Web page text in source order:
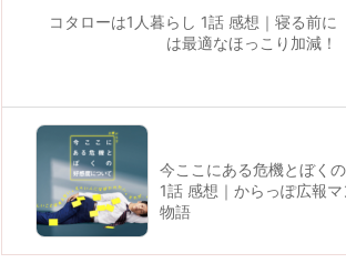
コタローは1人暮らし 1話 感想｜寝る前に
は最適なほっこり加減！
今ここにある危機とぼく
1話 感想｜からっぽ広報
物語